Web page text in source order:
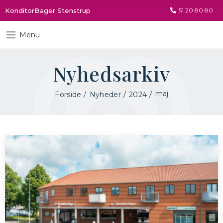
KonditorBager Stenstrup 51 20 80 80
Menu
Nyhedsarkiv
Forside Nyheder 2024 maj